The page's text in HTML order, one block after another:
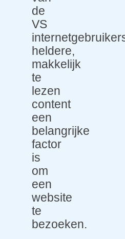
de
VS
heldere,
makkelijk
te
lezen
content
een
belangrijke
factor
is
om
een
website
te
bezoeken.